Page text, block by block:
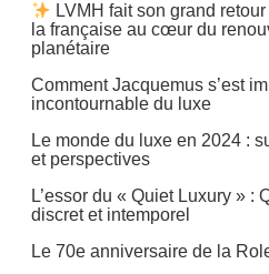
LVMH fait son grand
la française au cœur du
planétaire
Comment Jacquemus s’est
incontournable du luxe
Le monde du luxe en 2024 :
et perspectives
L’essor du « Quiet Luxury » :
discret et intemporel
Le 70e anniversaire de la